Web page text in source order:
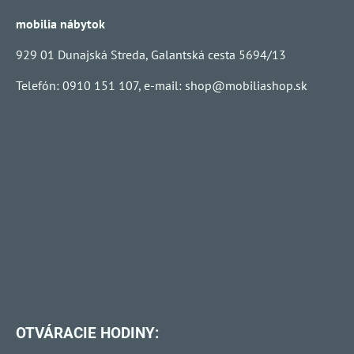
mobilia nábytok
929 01 Dunajská Streda, Galantská cesta 5694/13
Telefón: 0910 151 107, e-mail: shop@mobiliashop.sk
OTVÁRACIE HODINY: